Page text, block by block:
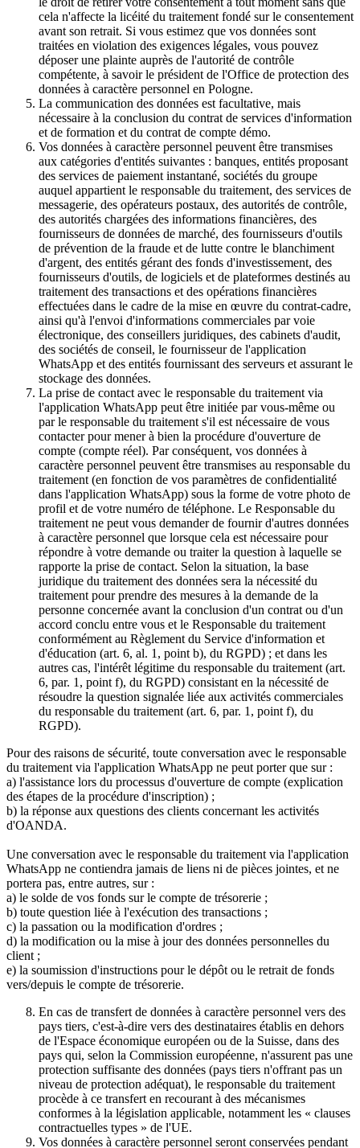
cela n'affecte la licéité du traitement fondé sur le consentement
avant son retrait. Si vous estimez que vos données sont
traitées en violation des exigences légales, vous pouvez
déposer une plainte auprès de l'autorité de contrôle
compétente, à savoir le président de l'Office de protection des
données à caractère personnel en Pologne.
La communication des données est facultative, mais
nécessaire à la conclusion du contrat de services d'information
et de formation et du contrat de compte démo.
Vos données à caractère personnel peuvent être transmises
aux catégories d'entités suivantes : banques, entités proposant
des services de paiement instantané, sociétés du groupe
auquel appartient le responsable du traitement, des services de
messagerie, des opérateurs postaux, des autorités de contrôle,
des autorités chargées des informations financières, des
fournisseurs de données de marché, des fournisseurs d'outils
de prévention de la fraude et de lutte contre le blanchiment
d'argent, des entités gérant des fonds d'investissement, des
fournisseurs d'outils, de logiciels et de plateformes destinés au
traitement des transactions et des opérations financières
effectuées dans le cadre de la mise en œuvre du contrat-cadre,
ainsi qu'à l'envoi d'informations commerciales par voie
électronique, des conseillers juridiques, des cabinets d'audit,
des sociétés de conseil, le fournisseur de l'application
WhatsApp et des entités fournissant des serveurs et assurant le
stockage des données.
La prise de contact avec le responsable du traitement via
l'application WhatsApp peut être initiée par vous-même ou
par le responsable du traitement s'il est nécessaire de vous
contacter pour mener à bien la procédure d'ouverture de
compte (compte réel). Par conséquent, vos données à
caractère personnel peuvent être transmises au responsable du
traitement (en fonction de vos paramètres de confidentialité
dans l'application WhatsApp) sous la forme de votre photo de
profil et de votre numéro de téléphone. Le Responsable du
traitement ne peut vous demander de fournir d'autres données
à caractère personnel que lorsque cela est nécessaire pour
répondre à votre demande ou traiter la question à laquelle se
rapporte la prise de contact. Selon la situation, la base
juridique du traitement des données sera la nécessité du
traitement pour prendre des mesures à la demande de la
personne concernée avant la conclusion d'un contrat ou d'un
accord conclu entre vous et le Responsable du traitement
conformément au Règlement du Service d'information et
d'éducation (art. 6, al. 1, point b), du RGPD) ; et dans les
autres cas, l'intérêt légitime du responsable du traitement (art.
6, par. 1, point f), du RGPD) consistant en la nécessité de
résoudre la question signalée liée aux activités commerciales
du responsable du traitement (art. 6, par. 1, point f), du
RGPD).
Pour des raisons de sécurité, toute conversation avec le responsable
du traitement via l'application WhatsApp ne peut porter que sur :
a) l'assistance lors du processus d'ouverture de compte (explication
des étapes de la procédure d'inscription) ;
b) la réponse aux questions des clients concernant les activités
d'OANDA.
Une conversation avec le responsable du traitement via l'application
WhatsApp ne contiendra jamais de liens ni de pièces jointes, et ne
portera pas, entre autres, sur :
a) le solde de vos fonds sur le compte de trésorerie ;
b) toute question liée à l'exécution des transactions ;
c) la passation ou la modification d'ordres ;
d) la modification ou la mise à jour des données personnelles du
client ;
e) la soumission d'instructions pour le dépôt ou le retrait de fonds
vers/depuis le compte de trésorerie.
En cas de transfert de données à caractère personnel vers des
pays tiers, c'est-à-dire vers des destinataires établis en dehors
de l'Espace économique européen ou de la Suisse, dans des
pays qui, selon la Commission européenne, n'assurent pas une
protection suffisante des données (pays tiers n'offrant pas un
niveau de protection adéquat), le responsable du traitement
procède à ce transfert en recourant à des mécanismes
conformes à la législation applicable, notamment les « clauses
contractuelles types » de l'UE.
Vos données à caractère personnel seront conservées pendant